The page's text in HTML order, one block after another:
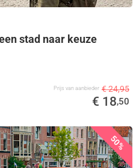
stad naar keuze
Prijs van aanbieder € 24,95
€ 18,50
50%